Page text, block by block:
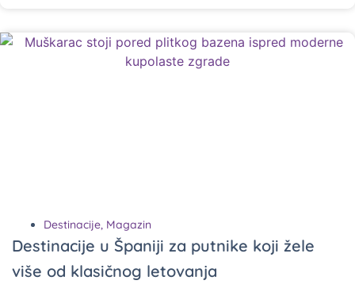
Destinacije, Magazin
Destinacije u Španiji za putnike koji žele
više od klasičnog letovanja